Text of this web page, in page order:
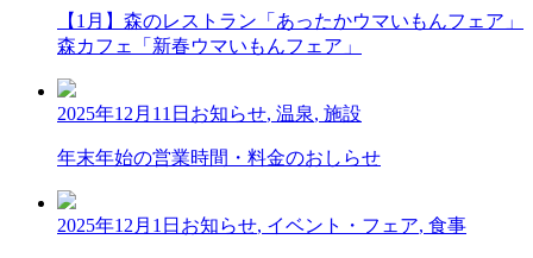
【1月】森のレストラン「あったかウマいもんフェア」
森カフェ「新春ウマいもんフェア」
2025年12月11日 お知らせ, 温泉, 施設
年末年始の営業時間・料金のおしらせ
2025年12月1日 お知らせ, イベント・フェア, 食事